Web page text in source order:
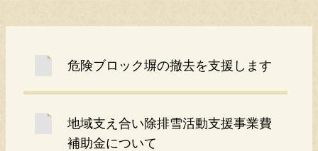
危険ブロック塀の撤去を支援します
地域支え合い除排雪活動支援事業費
補助金について